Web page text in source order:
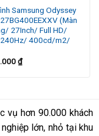
Samsung Odyssey
(Màn
27Inch/ Full HD/
400cd/m2/
₫
vụ hơn 90.000 khách
lớn, nhỏ tại khu